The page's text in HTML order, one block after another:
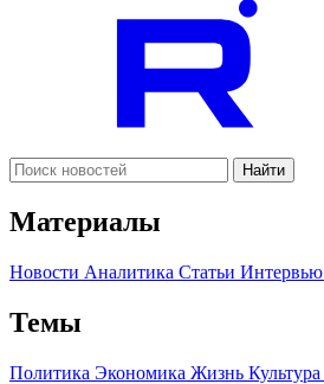
Найти
Материалы
Новости Аналитика Статьи Интервью
Темы
Политика Экономика Жизнь Культура